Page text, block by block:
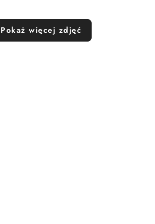
Pokaż więcej zdjęć